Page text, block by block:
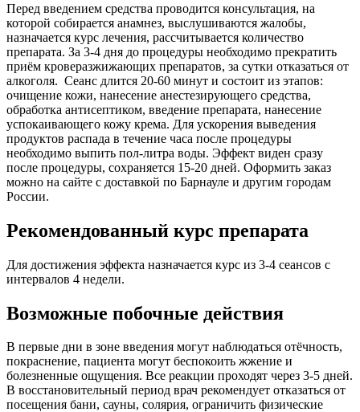
Перед введением средства проводится консультация, на
которой собирается анамнез, выслушиваются жалобы,
назначается курс лечения, рассчитывается количество
препарата. За 3-4 дня до процедуры необходимо прекратить
приём кроверазжижающих препаратов, за сутки отказаться от
алкоголя. Сеанс длится 20-60 минут и состоит из этапов:
очищение кожи, нанесение анестезирующего средства,
обработка антисептиком, введение препарата, нанесение
успокаивающего кожу крема. Для ускорения выведения
продуктов распада в течение часа после процедуры
необходимо выпить пол-литра воды. Эффект виден сразу
после процедуры, сохраняется 15-20 дней. Оформить заказ
можно на сайте с доставкой по Барнауле и другим городам
России.
Рекомендованный курс препарата
Для достижения эффекта назначается курс из 3-4 сеансов с
интервалов 4 недели.
Возможные побочные действия
В первые дни в зоне введения могут наблюдаться отёчность,
покраснение, пациента могут беспокоить жжение и
болезненные ощущения. Все реакции проходят через 3-5 дней.
В восстановительный период врач рекомендует отказаться от
посещения бани, сауны, солярия, ограничить физические